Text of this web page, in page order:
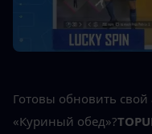
Готовы обновить свой
«Куриный обед»?